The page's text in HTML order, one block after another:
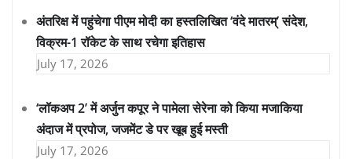
अंतरिक्ष में पहुंचेगा पीएम मोदी का हस्तलिखित ‘वंदे मातरम्’ संदेश,
विक्रम-1 रॉकेट के साथ रचेगा इतिहास
July 17, 2026
‘लॉकअप 2’ में अर्जुन कपूर ने पामेला सेरेना को किया मजाकिया
अंदाज में प्रपोज, जजमेंट डे पर खूब हुई मस्ती
July 17, 2026